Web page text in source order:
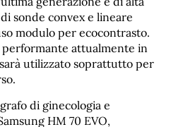
sonde convex e lineare
modulo per ecocontrasto.
attualmente in
utilizzato soprattutto per
di ginecologia e
HM 70 EVO,